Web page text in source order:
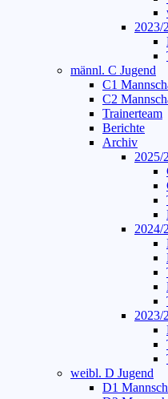
2023/
männl. C Jugend
C1
C2
Trainerteam
Berichte
Archiv
2025/
2024/
2023/
weibl. D Jugend
D1